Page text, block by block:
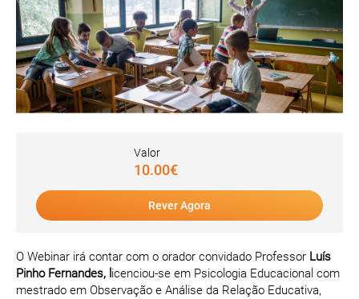
Valor
10.00€
Rever Agora
O Webinar irá contar com o orador convidado Professor Luís
Pinho Fernandes, l icenciou-se em Psicologia Educacional com
mestrado em Observação e Análise da Relação Educativa,